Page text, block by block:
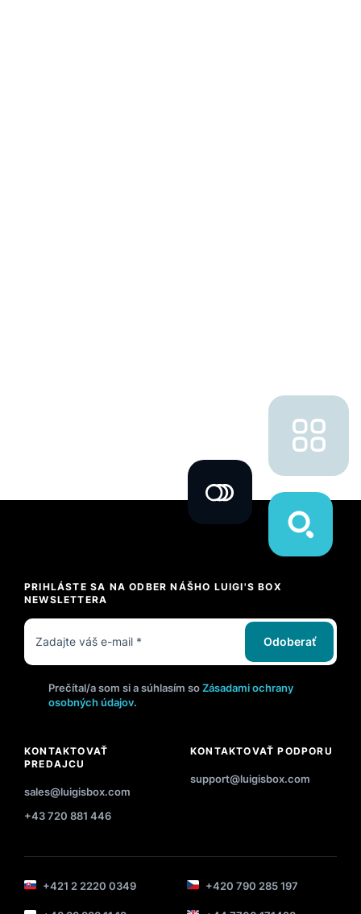
PRIHLÁSTE SA NA ODBER NÁŠHO LUIGI'S BOX
NEWSLETTERA
Odoberať
Prečítal/a som si a súhlasím soZásadami ochrany
osobných údajov.
KONTAKTOVAŤ
PREDAJCU
sales@luigisbox.com
+43 720 881 446
KONTAKTOVAŤ PODPORU
support@luigisbox.com
+421 2 2220 0349 +420 790 285 197